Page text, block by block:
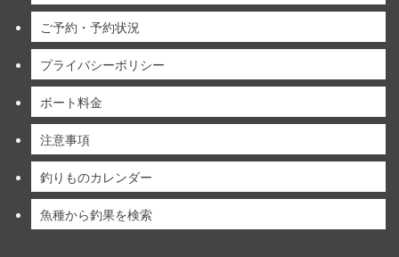
ご予約・予約状況
プライバシーポリシー
ボート料金
注意事項
釣りものカレンダー
魚種から釣果を検索